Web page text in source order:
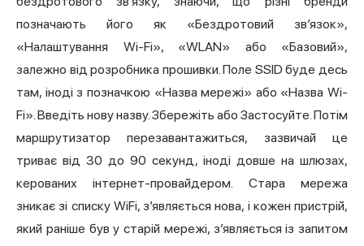
позначають його як «Бездротовий зв’язок»,
«Налаштування Wi-Fi», «WLAN» або «Базовий»,
залежно від розробника прошивки. Поле SSID буде десь
там, іноді з позначкою «Назва мережі» або «Назва Wi-
Fi». Введіть нову назву. Збережіть або Застосуйте. Потім
маршрутизатор перезавантажиться, зазвичай це
триває від 30 до 90 секунд, іноді довше на шлюзах,
керованих інтернет-провайдером. Стара мережа
зникає зі списку WiFi, з’являється нова, і кожен пристрій,
який раніше був у старій мережі, з’являється із запитом